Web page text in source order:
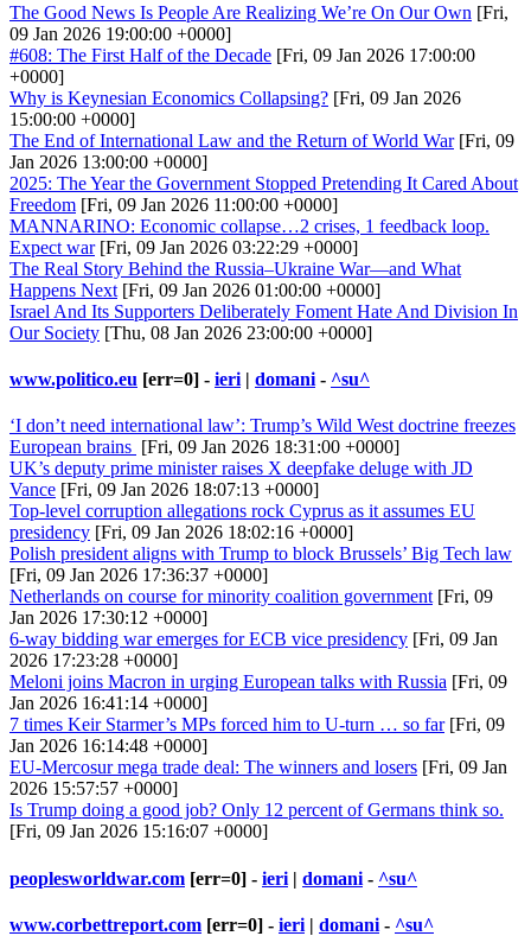
The Good News Is People Are Realizing We’re On Our Own [Fri,
09 Jan 2026 19:00:00 +0000]
#608: The First Half of the Decade [Fri, 09 Jan 2026 17:00:00
+0000]
Why is Keynesian Economics Collapsing? [Fri, 09 Jan 2026
15:00:00 +0000]
The End of International Law and the Return of World War[Fri, 09
Jan 2026 13:00:00 +0000]
2025: The Year the Government Stopped Pretending It Cared About
Freedom [Fri, 09 Jan 2026 11:00:00 +0000]
MANNARINO: Economic collapse…2 crises, 1 feedback loop.
Expect war[Fri, 09 Jan 2026 03:22:29 +0000]
The Real Story Behind the Russia–Ukraine War—and What
Happens Next [Fri, 09 Jan 2026 01:00:00 +0000]
Israel And Its Supporters Deliberately Foment Hate And Division In
Our Society [Thu, 08 Jan 2026 23:00:00 +0000]
www.politico.eu [err=0] - ieri | domani - ^su^
‘I don’t need international law’: Trump’s Wild West doctrine freezes
European brains [Fri, 09 Jan 2026 18:31:00 +0000]
UK’s deputy prime minister raises X deepfake deluge with JD
Vance [Fri, 09 Jan 2026 18:07:13 +0000]
Top-level corruption allegations rock Cyprus as it assumes EU
presidency [Fri, 09 Jan 2026 18:02:16 +0000]
Polish president aligns with Trump to block Brussels’ Big Tech law
[Fri, 09 Jan 2026 17:36:37 +0000]
Netherlands on course for minority coalition government [Fri, 09
Jan 2026 17:30:12 +0000]
6-way bidding war emerges for ECB vice presidency [Fri, 09 Jan
2026 17:23:28 +0000]
Meloni joins Macron in urging European talks with Russia [Fri, 09
Jan 2026 16:41:14 +0000]
7 times Keir Starmer’s MPs forced him to U-turn … so far[Fri, 09
Jan 2026 16:14:48 +0000]
EU-Mercosur mega trade deal: The winners and losers [Fri, 09 Jan
2026 15:57:57 +0000]
Is Trump doing a good job? Only 12 percent of Germans think so.
[Fri, 09 Jan 2026 15:16:07 +0000]
peoplesworldwar.com [err=0] - ieri | domani - ^su^
www.corbettreport.com [err=0] - ieri | domani - ^su^